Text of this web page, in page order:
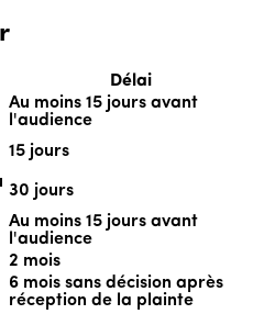
Délai
Au moins 15 jours avant
l'audience
15 jours
30 jours
Au moins 15 jours avant
l'audience
2 mois
6 mois sans décision après
réception de la plainte